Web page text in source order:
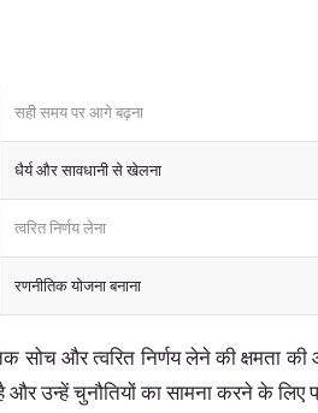
सही समय पर आगे बढ़ना
धैर्य और सावधानी से खेलना
त्वरित निर्णय लेना
रणनीतिक योजना बनाना
सोच और त्वरित निर्णय लेने की क्षमता
उन्हें चुनौतियों का सामना करने के लिए